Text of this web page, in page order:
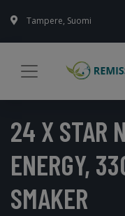
Tampere, Suomi
24 X STAR
ENERGY,
SMAKER